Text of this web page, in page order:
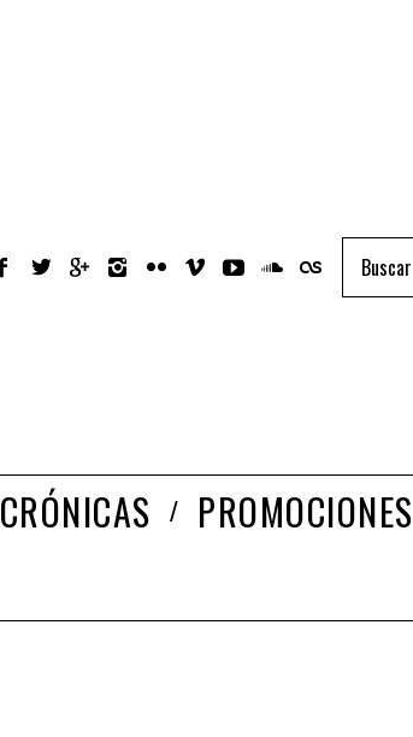
CRÓNICAS
PROMOCIONES